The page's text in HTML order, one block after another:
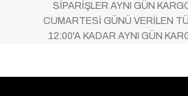
SİPARİŞLER AYNI GÜN
CUMARTESİ GÜNÜ VERİLEN
12:00'A KADAR AYNI GÜN